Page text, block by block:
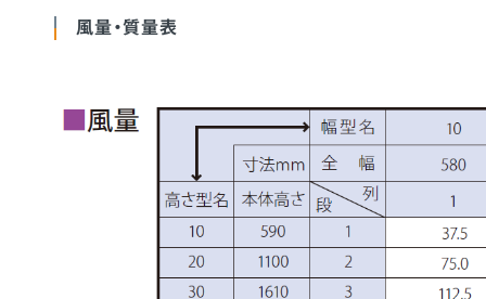
風量・質量表